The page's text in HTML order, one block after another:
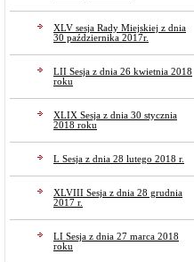
XLV sesja Rady Miejskiej z dnia
30 października 2017r.
LII Sesja z dnia 26 kwietnia 2018
roku
XLIX Sesja z dnia 30 stycznia
2018 roku
L Sesja z dnia 28 lutego 2018 r.
XLVIII Sesja z dnia 28 grudnia
2017 r.
LI Sesja z dnia 27 marca 2018
roku